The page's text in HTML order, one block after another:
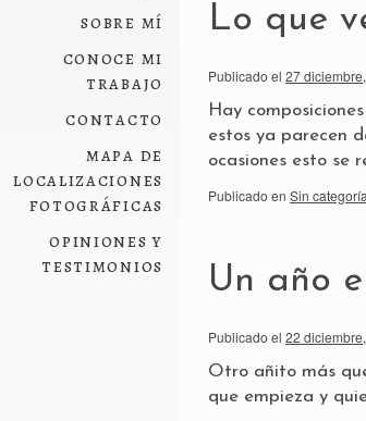
sobre mí
conoce mi
trabajo
contacto
mapa de
localizaciones
fotográficas
opiniones y
testimonios
Lo que
Publicado el 27
Hay
estos ya parecen
ocasiones esto se
Publicado en Sin categoría
Un año
Publicado el 22
Otro añito más
que empieza y